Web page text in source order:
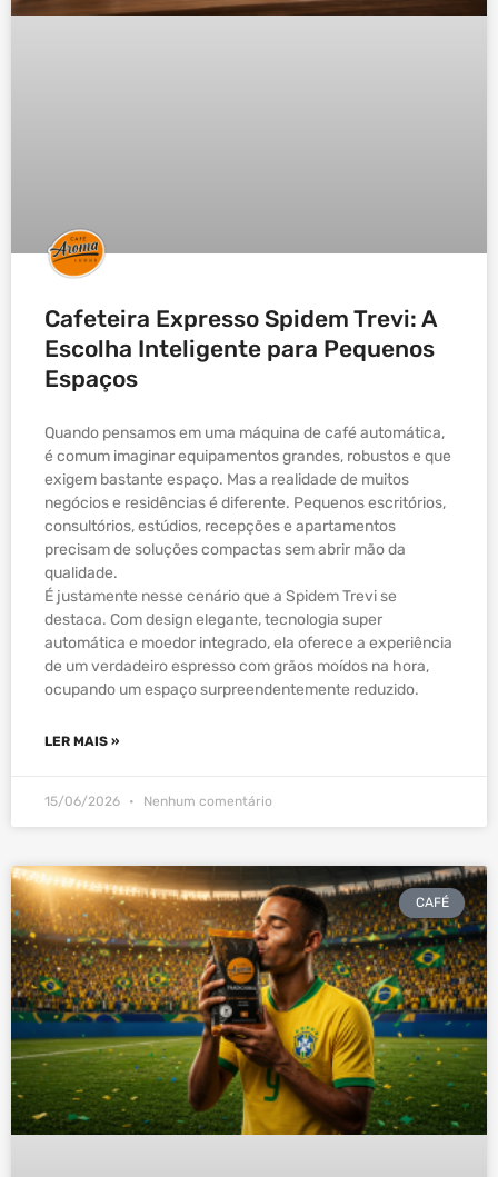
Cafeteira Expresso Spidem Trevi: A
Escolha Inteligente para Pequenos
Espaços
Quando pensamos em uma máquina de café automática,
é comum imaginar equipamentos grandes, robustos e que
exigem bastante espaço. Mas a realidade de muitos
negócios e residências é diferente. Pequenos escritórios,
consultórios, estúdios, recepções e apartamentos
precisam de soluções compactas sem abrir mão da
qualidade.
É justamente nesse cenário que a Spidem Trevi se
destaca. Com design elegante, tecnologia super
automática e moedor integrado, ela oferece a experiência
de um verdadeiro espresso com grãos moídos na hora,
ocupando um espaço surpreendentemente reduzido.
LER MAIS »
15/06/2026 Nenhum comentário
CAFÉ